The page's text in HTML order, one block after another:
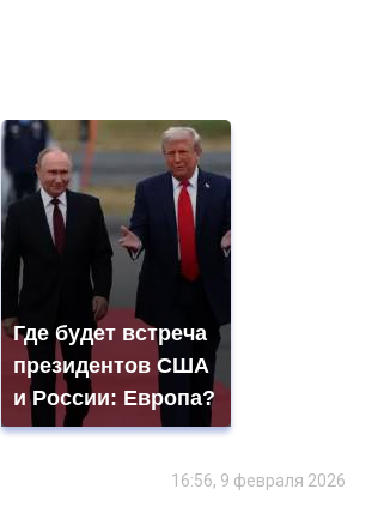
Где будет встреча
президентов США
и России: Европа?
16:56, 9 февраля 2026